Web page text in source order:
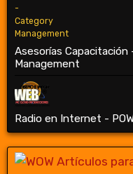
Asesorías
Management
Radio en Internet -